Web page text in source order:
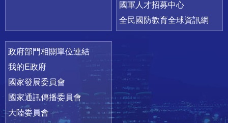
國軍人才招募中心
全民國防教育全球資訊網
政府部門相關單位連結
我的E政府
國家發展委員會
國家通訊傳播委員會
大陸委員會